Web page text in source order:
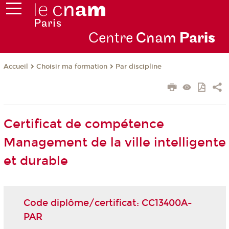
Centre Cnam Paris
Accueil Choisir ma formation Par discipline
Certificat de compétence
Management de la ville intelligente
et durable
Code diplôme/certificat: CC13400A-
PAR